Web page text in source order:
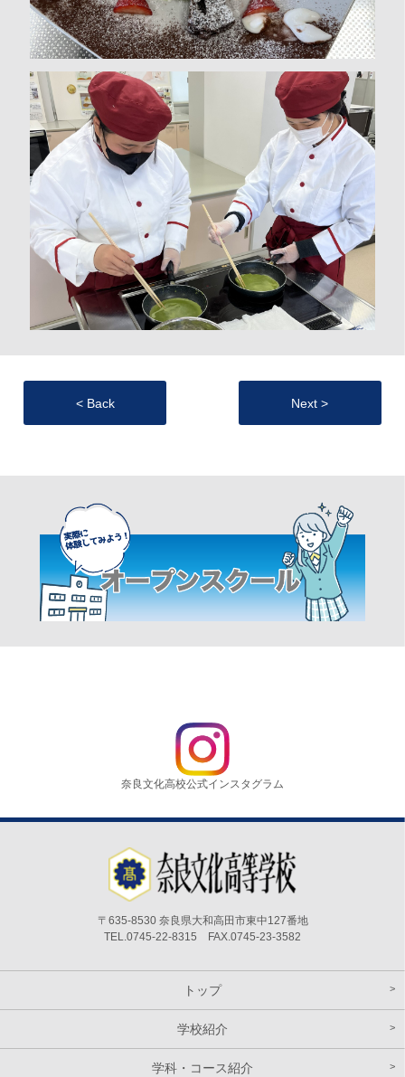
< Back Next >
奈良文化高校公式インスタグラム
〒635-8530 奈良県大和高田市東中127番地
TEL.0745-22-8315 FAX.0745-23-3582
トップ
学校紹介
学科・コース紹介